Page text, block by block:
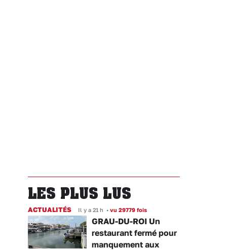
LES PLUS LUS
ACTUALITÉS Il y a 21 h • vu 29779 fois
GRAU-DU-ROI Un
restaurant fermé pour
manquement aux